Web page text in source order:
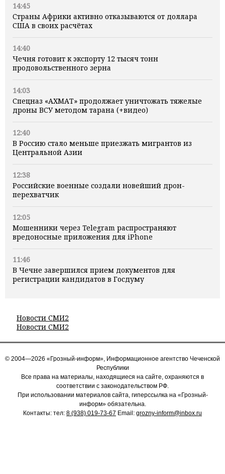
14:45
Страны Африки активно отказываются от доллара
США в своих расчётах
14:40
Чечня готовит к экспорту 12 тысяч тонн
продовольственного зерна
14:03
Спецназ «АХМАТ» продолжает уничтожать тяжелые
дроны ВСУ методом тарана (+видео)
12:40
В Россию стало меньше приезжать мигрантов из
Центральной Азии
12:38
Российские военные создали новейший дрон-
перехватчик
12:05
Мошенники через Telegram распространяют
вредоносные приложения для iPhone
11:46
В Чечне завершился прием документов для
регистрации кандидатов в Госдуму
Новости СМИ2
Новости СМИ2
© 2004—2026 «Грозный-информ», Информационное агентство Чеченской
Республики
Все права на материалы, находящиеся на сайте, охраняются в
соответствии с законодательством РФ.
При использовании материалов сайта, гиперссылка на «Грозный-
информ» обязательна.
Контакты: тел: 8 (938) 019-73-67 Email: grozny-inform@inbox.ru